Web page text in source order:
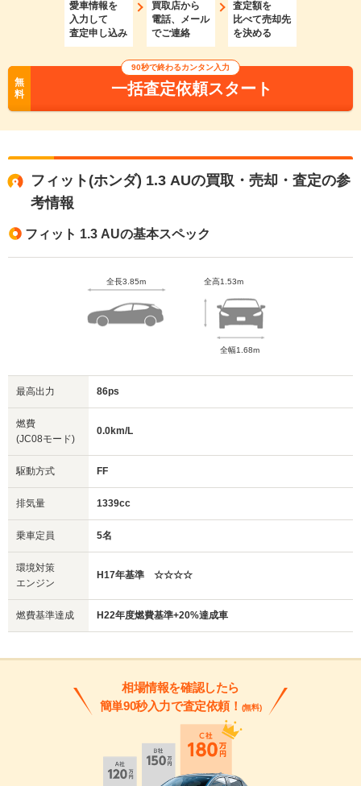
愛車情報を
入力して
査定申し込み
買取店から
電話、メール
でご連絡
査定額を
比べて売却先
を決める
無
料
90秒で終わるカンタン入力
一括査定依頼スタート
フィット(ホンダ) 1.3 AUの買取・売却・査定の参
考情報
フィット 1.3 AUの基本スペック
全長3.85m 全高1.53m
全幅1.68m
最高出力 86ps
燃費
(JC08モード)
0.0km/L
駆動方式 FF
排気量 1339cc
乗車定員 5名
環境対策
エンジン
H17年基準 ☆☆☆☆
燃費基準達成 H22年度燃費基準+20%達成車
相場情報を確認したら
簡単90秒入力で査定依頼！ (無料)